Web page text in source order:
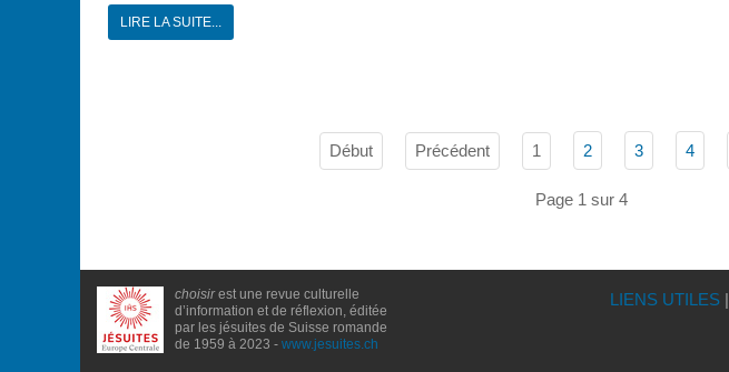
LIRE LA SUITE...
Début Précédent 1 2 3 4
Page 1 sur 4
choisirest une revue culturelle
d’information et de réflexion, éditée
par les jésuites de Suisse romande
de 1959 à 2023 - www.jesuites.ch
LIENS UTILES|